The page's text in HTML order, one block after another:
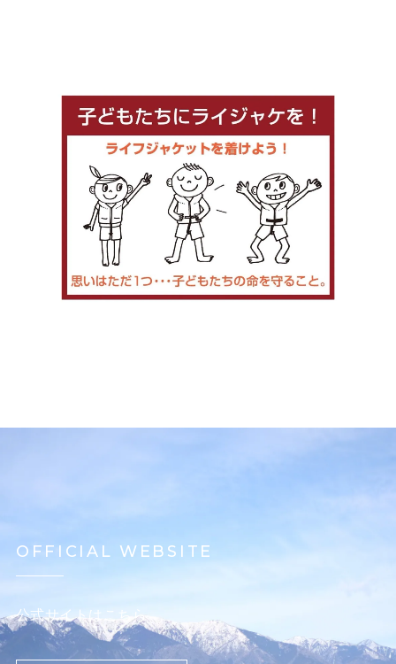
OFFICIAL WEBSITE
公式サイトはこちら